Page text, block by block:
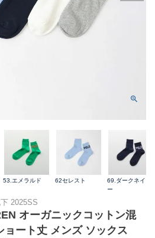
53.エメラルド 62セレスト
69.ダークネイビ
ー
2025SS
オーガニックコットン混
ート丈 メンズ ソックス